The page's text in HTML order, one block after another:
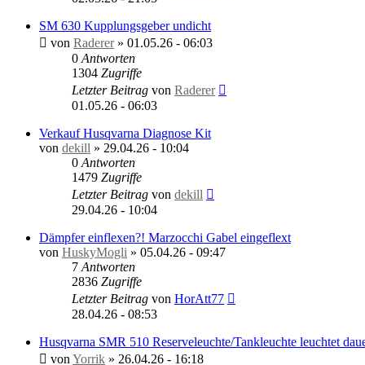
SM 630 Kupplungsgeber undicht
von Raderer» 01.05.26 - 06:03
0 Antworten
1304 Zugriffe
Letzter Beitrag von Raderer
01.05.26 - 06:03
Verkauf Husqvarna Diagnose Kit
von dekill » 29.04.26 - 10:04
0 Antworten
1479 Zugriffe
Letzter Beitrag von dekill
29.04.26 - 10:04
Dämpfer einflexen?! Marzocchi Gabel eingeflext
von HuskyMogli » 05.04.26 - 09:47
7 Antworten
2836 Zugriffe
Letzter Beitrag von HorAtt77
28.04.26 - 08:53
Husqvarna SMR 510 Reserveleuchte/Tankleuchte leuchtet
von Yorrik » 26.04.26 - 16:18